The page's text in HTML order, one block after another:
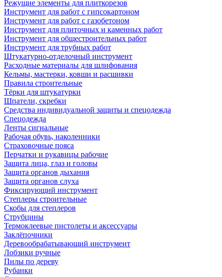
Режущие элементы для плиткорезов
Инструмент для работ с гипсокартоном
Инструмент для работ с газобетоном
Инструмент для плиточных и каменных работ
Инструмент для общестроительных работ
Инструмент для трубных работ
Штукатурно-отделочный инструмент
Расходные материалы для шлифования
Кельмы, мастерки, ковши и расшивки
Правила строительные
Тёрки для штукатурки
Шпатели, скребки
Средства индивидуальной защиты и спецодежда
Спецодежда
Ленты сигнальные
Рабочая обувь, наколенники
Страховочные пояса
Перчатки и рукавицы рабочие
Защита лица, глаз и головы
Защита органов дыхания
Защита органов слуха
Фиксирующий инструмент
Степлеры строительные
Скобы для степлеров
Струбцины
Термоклеевые пистолеты и аксессуары
Заклёпочники
Деревообрабатывающий инструмент
Лобзики ручные
Пилы по дереву
Рубанки